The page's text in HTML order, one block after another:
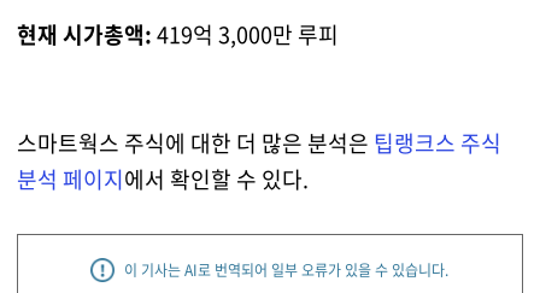
현재 시가총액:419억 3,000만 루피
스마트웍스 주식에 대한 더 많은 분석은 팁랭크스 주식
분석 페이지에서 확인할 수 있다.
이 기사는 AI로 번역되어 일부 오류가 있을 수 있습니다.